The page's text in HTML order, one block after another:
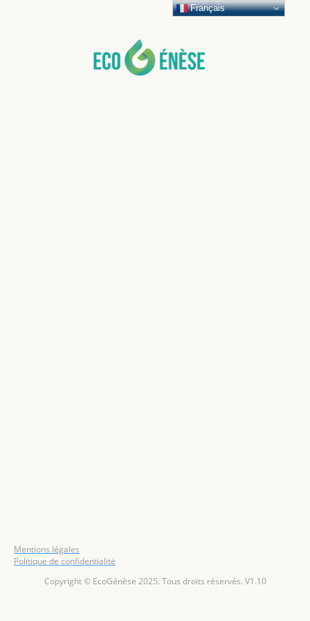
Mentions légales
Politique de confidentialité
Copyright © EcoGénèse 2025. Tous droits réservés. V1.10
Français